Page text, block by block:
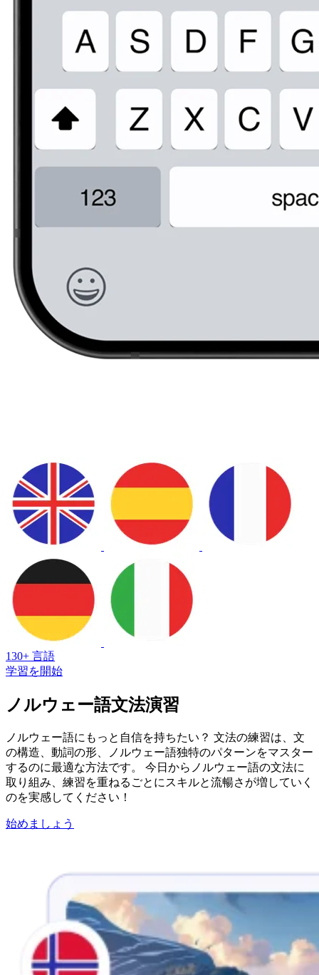
130+ 言語
学習を開始
ノルウェー語文法演習
ノルウェー語にもっと自信を持ちたい？ 文法の練習は、文
の構造、動詞の形、ノルウェー語独特のパターンをマスター
するのに最適な方法です。 今日からノルウェー語の文法に
取り組み、練習を重ねるごとにスキルと流暢さが増していく
のを実感してください！
始めましょう